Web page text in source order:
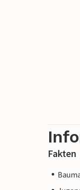
Fakten